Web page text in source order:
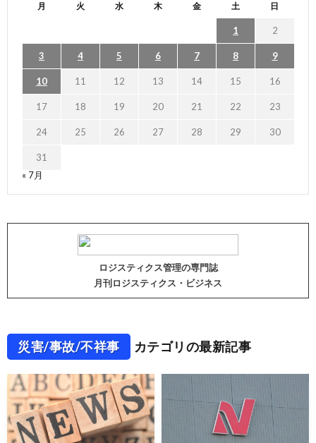
月 火 水 木 金 土 日
1 2
3 4 5 6 7 8 9
10 11 12 13 14 15 16
17 18 19 20 21 22 23
24 25 26 27 28 29 30
31
« 7月
ロジスティクス管理の専門誌
月刊ロジスティクス・ビジネス
災害/事故/不祥事 カテゴリの最新記事